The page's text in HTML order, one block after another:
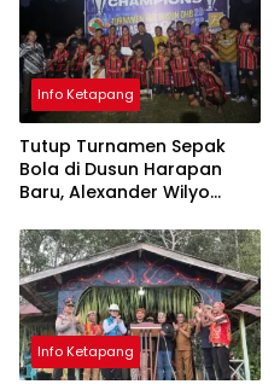
Info Ketapang
Tutup Turnamen Sepak
Bola di Dusun Harapan
Baru, Alexander Wilyo
terhadap Pembinaan Atlet
Info Ketapang